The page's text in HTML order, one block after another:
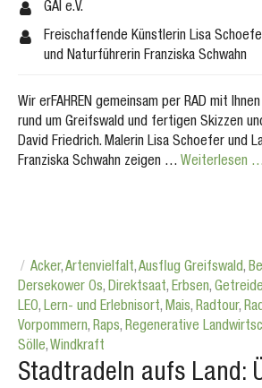
GAI e.V.
Freischaffende Künstlerin Lisa
und Naturführerin Franziska Schwahn
Wir erFAHREN gemeinsam per RAD mit
rund um Greifswald und fertigen Skizzen
David Friedrich. Malerin Lisa Schoefer und
Franziska Schwahn zeigen … Weiterlesen …
Acker,Artenvielfalt,Ausflug Greifswald,
Dersekower Os, Direktsaat, Erbsen, Getreide
LEO, Lern- und Erlebnisort, Mais, Radtour,
Vorpommern, Raps, Regenerative
Sölle,Windkraft
Stadtradeln aufs Land: